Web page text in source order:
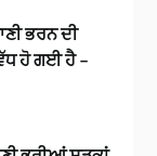
ਭਰਨ ਦੀ
ਵੱਧ ਹੋ ਗਈ ਹੈ –